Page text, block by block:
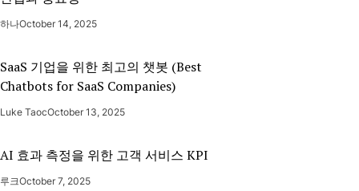
하나October 14, 2025
SaaS 기업을 위한 최고의 챗봇 (Best
Chatbots for SaaS Companies)
Luke TaocOctober 13, 2025
AI 효과 측정을 위한 고객 서비스 KPI
루크October 7, 2025